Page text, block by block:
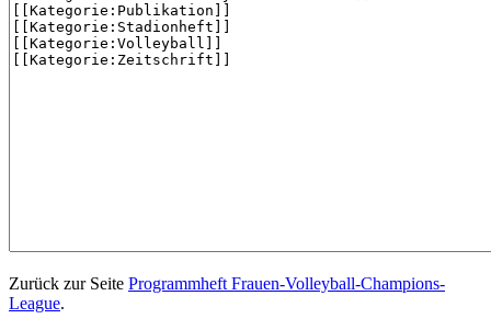
Zurück zur Seite Programmheft Frauen-Volleyball-Champions-
League.